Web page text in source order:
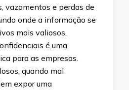
vazamentos e perdas de
onde a informação se
mais valiosos,
é uma
para as empresas.
quando mal
expor uma